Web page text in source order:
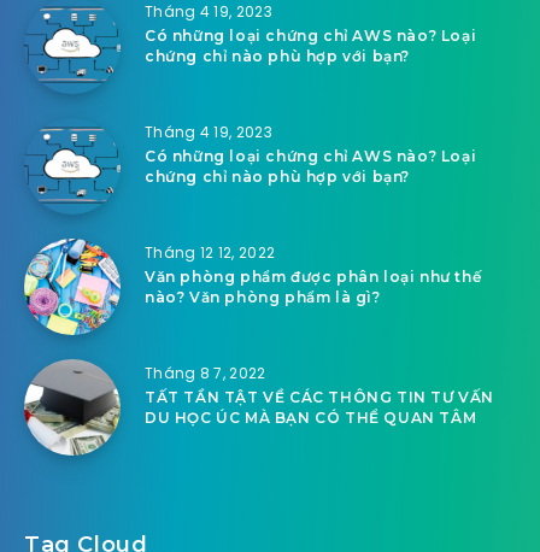
Tháng 4 19, 2023
Có những loại chứng chỉ AWS nào? Loại
chứng chỉ nào phù hợp với bạn?
Tháng 4 19, 2023
Có những loại chứng chỉ AWS nào? Loại
chứng chỉ nào phù hợp với bạn?
Tháng 12 12, 2022
Văn phòng phẩm được phân loại như thế
nào? Văn phòng phẩm là gì?
Tháng 8 7, 2022
TẤT TẦN TẬT VỀ CÁC THÔNG TIN TƯ VẤN
DU HỌC ÚC MÀ BẠN CÓ THỂ QUAN TÂM
Tag Cloud